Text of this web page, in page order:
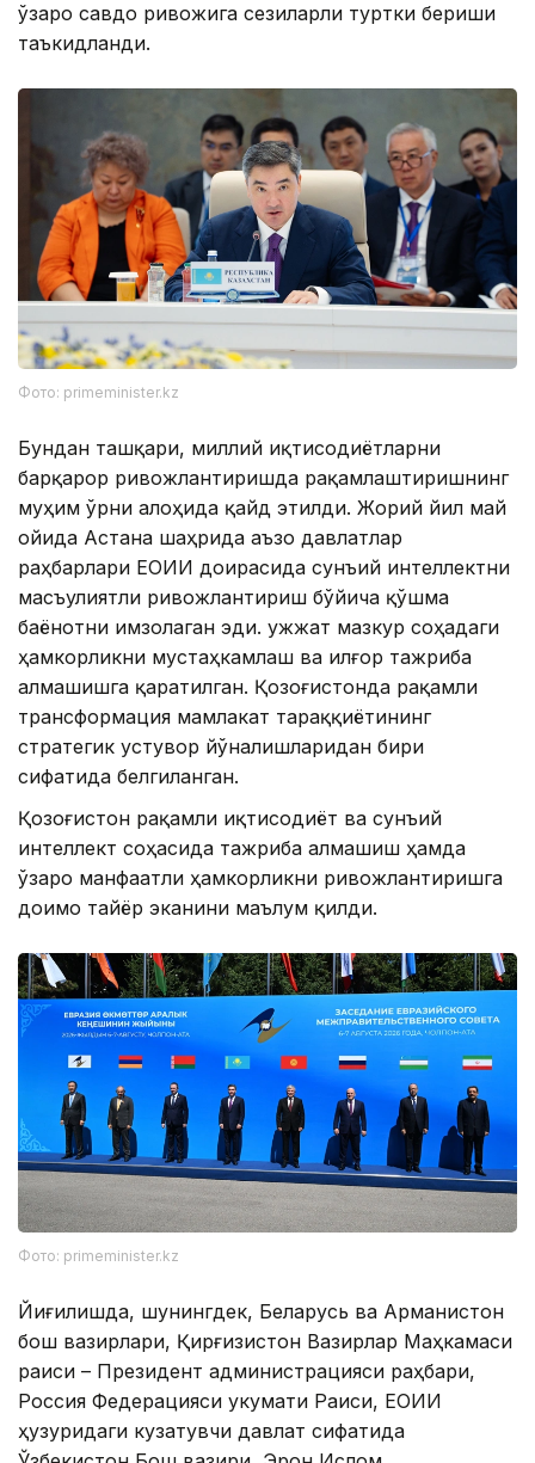
ўзаро савдо ривожига сезиларли туртки бериши
таъкидланди.
Фото: primeminister.kz
Бундан ташқари, миллий иқтисодиётларни
барқарор ривожлантиришда рақамлаштиришнинг
муҳим ўрни алоҳида қайд этилди. Жорий йил май
ойида Астана шаҳрида аъзо давлатлар
раҳбарлари ЕОИИ доирасида сунъий интеллектни
масъулиятли ривожлантириш бўйича қўшма
баёнотни имзолаган эди. Ҳужжат мазкур соҳадаги
ҳамкорликни мустаҳкамлаш ва илғор тажриба
алмашишга қаратилган. Қозоғистонда рақамли
трансформация мамлакат тараққиётининг
стратегик устувор йўналишларидан бири
сифатида белгиланган.
Қозоғистон рақамли иқтисодиёт ва сунъий
интеллект соҳасида тажриба алмашиш ҳамда
ўзаро манфаатли ҳамкорликни ривожлантиришга
доимо тайёр эканини маълум қилди.
Фото: primeminister.kz
Йиғилишда, шунингдек, Беларусь ва Арманистон
бош вазирлари, Қирғизистон Вазирлар Маҳкамаси
раиси – Президент администрацияси раҳбари,
Россия Федерацияси Ҳукумати Раиси, ЕОИИ
ҳузуридаги кузатувчи давлат сифатида